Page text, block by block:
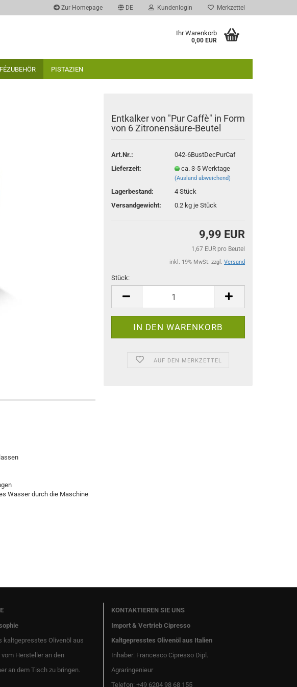
Zur Homepage DE Kundenlogin Merkzettel
Ihr Warenkorb
0,00 EUR
PISTAZIEN
Entkalker von "Pur Caffè" in Form
von 6 Zitronensäure-Beutel
Art.Nr.:
042-6BustDecPurCaf
Lieferzeit:
ca. 3-5 Werktage
(Ausland abweichend)
Lagerbestand: 4 Stück
Versandgewicht:
0.2kg je Stück
9,99 EUR
1,67 EUR pro Beutel
inkl. 19% MwSt. zzgl. Versand
Stück:
Stück
AUF DEN MERKZETTEL
Wasser durch die Maschine
kaltgepresstes Olivenöl aus
Hersteller an den
an dem Tisch zu bringen.
KONTAKTIEREN SIE UNS
Import & Vertrieb Cipresso
Kaltgepresstes Olivenöl aus Italien
Inhaber: Francesco Cipresso Dipl.
Agraringenieur
Telefon: +49 6204 98 68 155